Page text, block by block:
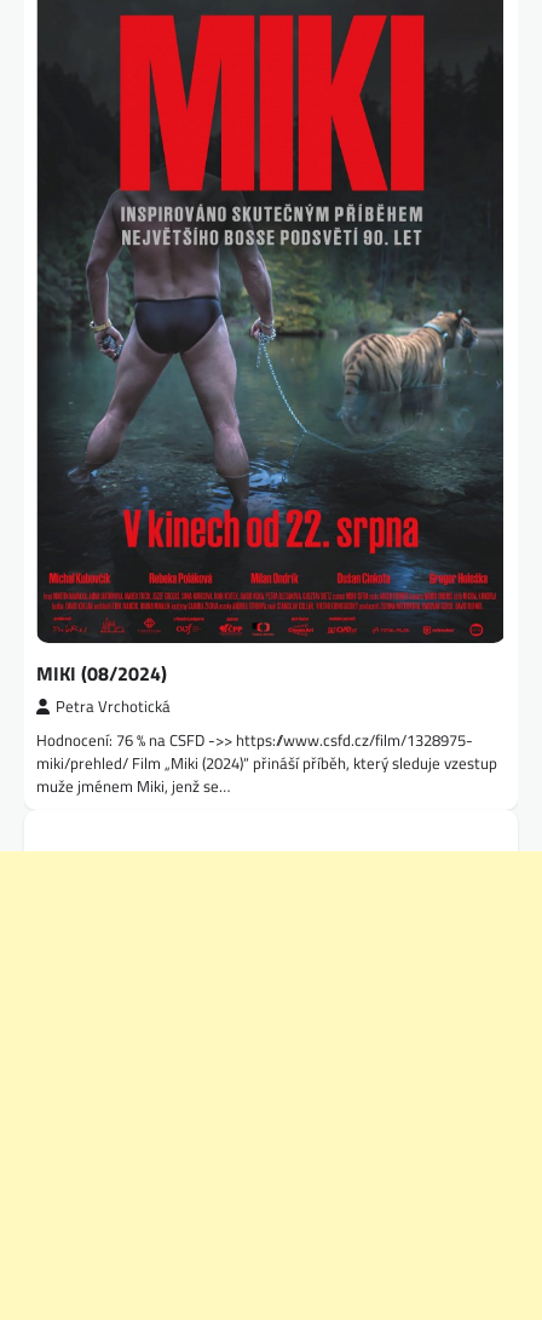
MIKI (08/2024)
Petra Vrchotická
Hodnocení: 76 % na CSFD ->> https://www.csfd.cz/film/1328975-
miki/prehled/ Film „Miki (2024)“ přináší příběh, který sleduje vzestup
muže jménem Miki, jenž se…